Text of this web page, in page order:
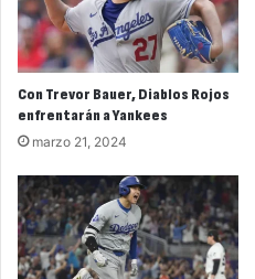
Con Trevor Bauer, Diablos Rojos
enfrentarán a Yankees
marzo 21, 2024